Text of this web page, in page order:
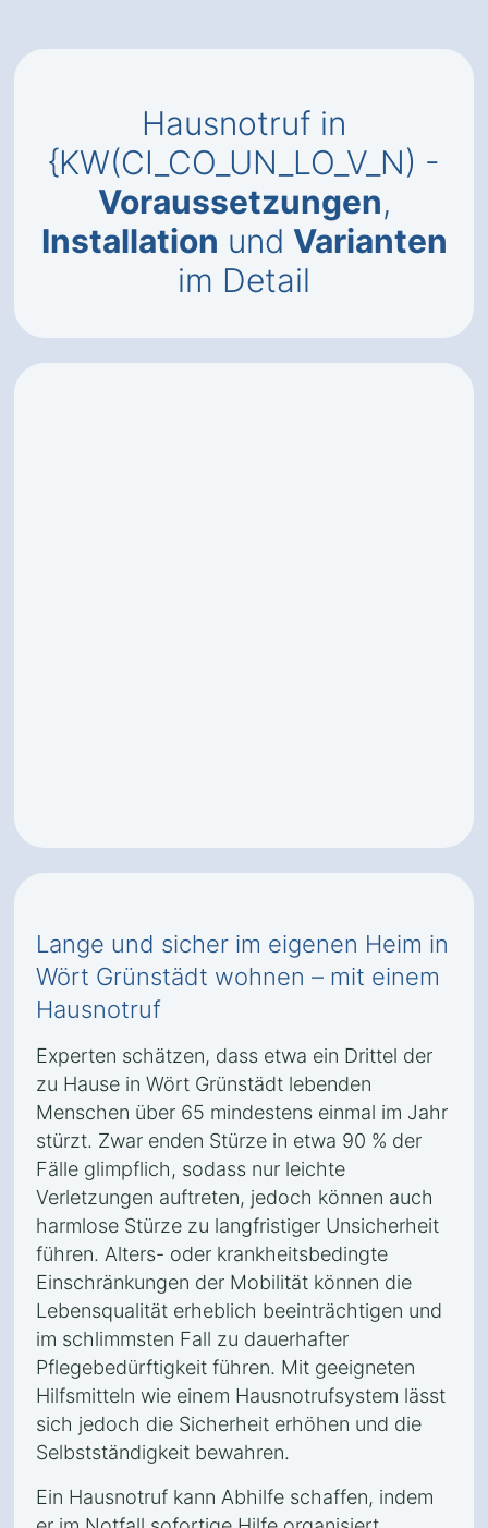
Hausnotruf in
{KW(CI_CO_UN_LO_V_N) -
Voraussetzungen,
Installation und Varianten
im Detail
Lange und sicher im eigenen Heim in
Wört Grünstädt wohnen – mit einem
Hausnotruf
Experten schätzen, dass etwa ein Drittel der
zu Hause in Wört Grünstädt lebenden
Menschen über 65 mindestens einmal im Jahr
stürzt. Zwar enden Stürze in etwa 90 % der
Fälle glimpflich, sodass nur leichte
Verletzungen auftreten, jedoch können auch
harmlose Stürze zu langfristiger Unsicherheit
führen. Alters- oder krankheitsbedingte
Einschränkungen der Mobilität können die
Lebensqualität erheblich beeinträchtigen und
im schlimmsten Fall zu dauerhafter
Pflegebedürftigkeit führen. Mit geeigneten
Hilfsmitteln wie einem Hausnotrufsystem lässt
sich jedoch die Sicherheit erhöhen und die
Selbstständigkeit bewahren.
Ein Hausnotruf kann Abhilfe schaffen, indem